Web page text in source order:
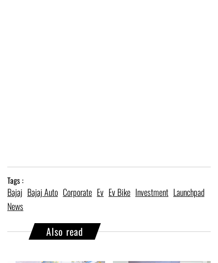
Tags :
Bajaj Bajaj Auto Corporate Ev Ev Bike Investment Launchpad
News
Also read